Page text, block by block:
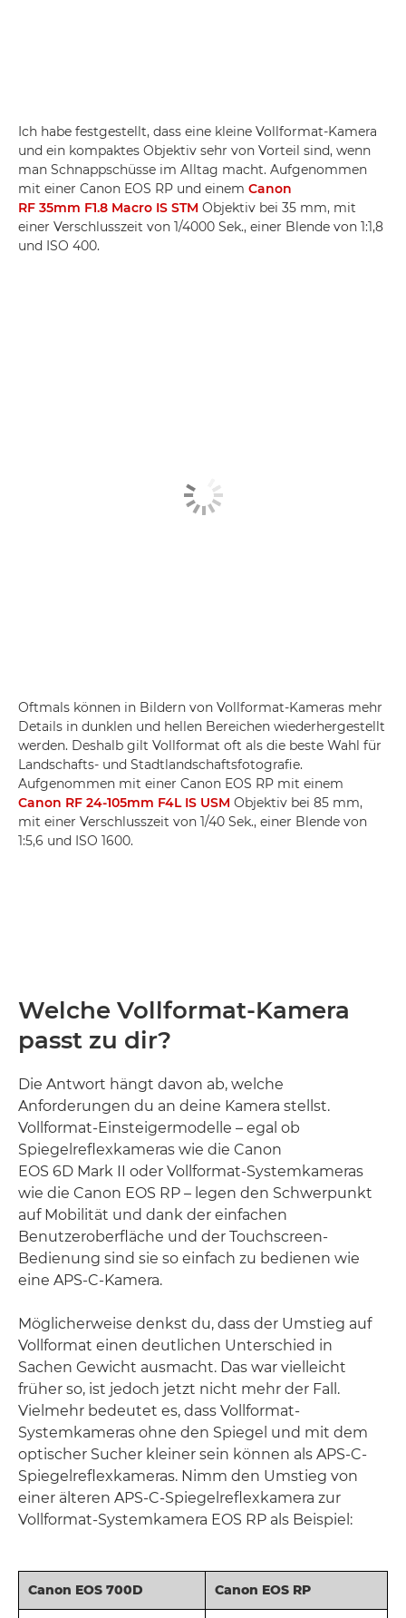
Ich habe festgestellt, dass eine kleine Vollformat-Kamera
und ein kompaktes Objektiv sehr von Vorteil sind, wenn
man Schnappschüsse im Alltag macht. Aufgenommen
mit einer Canon EOS RP und einem Canon
RF 35mm F1.8 Macro IS STM Objektiv bei 35 mm, mit
einer Verschlusszeit von 1/4000 Sek., einer Blende von 1:1,8
und ISO 400.
Oftmals können in Bildern von Vollformat-Kameras mehr
Details in dunklen und hellen Bereichen wiederhergestellt
werden. Deshalb gilt Vollformat oft als die beste Wahl für
Landschafts- und Stadtlandschaftsfotografie.
Aufgenommen mit einer Canon EOS RP mit einem
Canon RF 24-105mm F4L IS USM Objektiv bei 85 mm,
mit einer Verschlusszeit von 1/40 Sek., einer Blende von
1:5,6 und ISO 1600.
Welche Vollformat-Kamera
passt zu dir?
Die Antwort hängt davon ab, welche
Anforderungen du an deine Kamera stellst.
Vollformat-Einsteigermodelle – egal ob
Spiegelreflexkameras wie die Canon
EOS 6D Mark II oder Vollformat-Systemkameras
wie die Canon EOS RP – legen den Schwerpunkt
auf Mobilität und dank der einfachen
Benutzeroberfläche und der Touchscreen-
Bedienung sind sie so einfach zu bedienen wie
eine APS-C-Kamera.
Möglicherweise denkst du, dass der Umstieg auf
Vollformat einen deutlichen Unterschied in
Sachen Gewicht ausmacht. Das war vielleicht
früher so, ist jedoch jetzt nicht mehr der Fall.
Vielmehr bedeutet es, dass Vollformat-
Systemkameras ohne den Spiegel und mit dem
optischer Sucher kleiner sein können als APS-C-
Spiegelreflexkameras. Nimm den Umstieg von
einer älteren APS-C-Spiegelreflexkamera zur
Vollformat-Systemkamera EOS RP als Beispiel:
Canon EOS 700D Canon EOS RP